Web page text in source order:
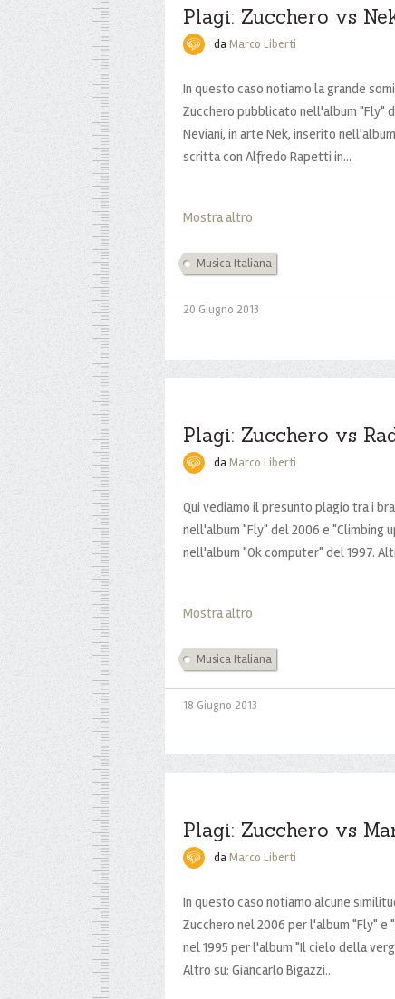
Plagi: Zucchero vs
daMarco Liberti
In questo caso notiamo la grande
Zucchero pubblicato nell'album "Fly"
Neviani, in arte Nek, inserito
scritta con Alfredo Rapetti in...
Mostra altro
Musica Italiana
20 Giugno 2013
Plagi: Zucchero vs
daMarco Liberti
Qui vediamo il presunto plagio tra i
nell'album "Fly" del 2006 e "Climbing
nell'album "Ok computer" del 1997.
Mostra altro
Musica Italiana
18 Giugno 2013
Plagi: Zucchero vs
daMarco Liberti
In questo caso notiamo alcune
Zucchero nel 2006 per l'album "Fly" e
nel 1995 per l'album "Il cielo della
Altro su: Giancarlo Bigazzi...